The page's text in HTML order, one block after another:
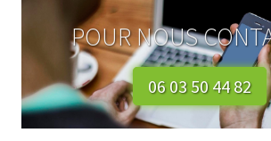
POUR NOUS
06 03 50 44 82